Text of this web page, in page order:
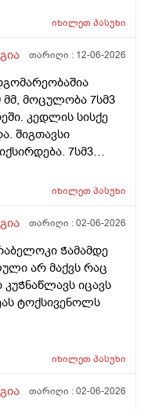
მაგრამ მუცლის ხან
სტრესის
რაიმე
ხომ
იხილეთპასუხი
თარიღი : 12-06-2026
მმ, მოცულობა 7სმ3
კედლის სისქე
შიგთავსი
7სმ3
11 წლის
იხილეთპასუხი
თარიღი :02-06-2026
Ჭამამდე
არ მაქვს რაც
იცავს
ტოქსივენოლს
იხილეთპასუხი
თარიღი :02-06-2026